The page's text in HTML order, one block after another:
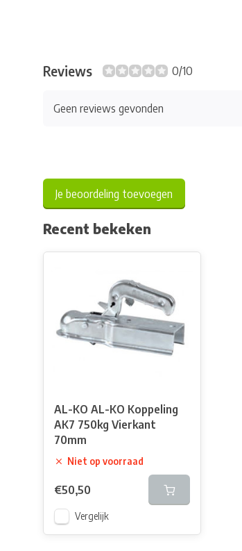
Reviews 0/10
Geen reviews gevonden
Je beoordeling toevoegen
Recent bekeken
AL-KO AL-KO Koppeling
AK7 750kg Vierkant
70mm
Niet op voorraad
€50,50
Vergelijk